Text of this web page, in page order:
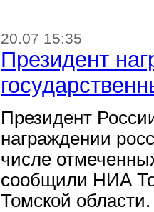
20.07 15:35
Президент
Президент
награждении
числе
сообщили НИА
Томской области.